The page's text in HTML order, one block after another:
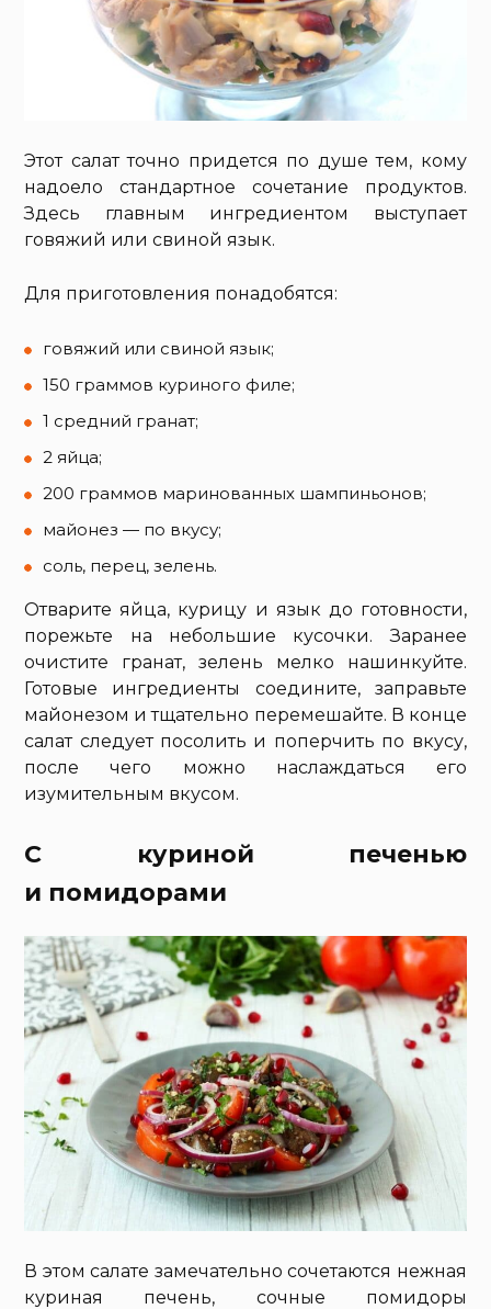
Этот салат точно придется по душе тем, кому
надоело стандартное сочетание продуктов.
Здесь главным ингредиентом выступает
говяжий или свиной язык.
Для приготовления понадобятся:
говяжий или свиной язык;
150 граммов куриного филе;
1 средний гранат;
2 яйца;
200 граммов маринованных шампиньонов;
майонез — по вкусу;
соль, перец, зелень.
Отварите яйца, курицу и язык до готовности,
порежьте на небольшие кусочки. Заранее
очистите гранат, зелень мелко нашинкуйте.
Готовые ингредиенты соедините, заправьте
майонезом и тщательно перемешайте. В конце
салат следует посолить и поперчить по вкусу,
после чего можно наслаждаться его
изумительным вкусом.
С куриной печенью
и помидорами
В этом салате замечательно сочетаются нежная
куриная печень, сочные помидоры